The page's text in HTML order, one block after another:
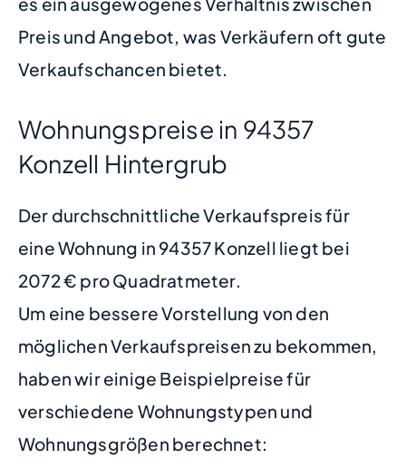
Preis und Angebot, was Verkäufern oft gute
Verkaufschancen bietet.
Wohnungspreise in 94357
Konzell Hintergrub
Der durchschnittliche Verkaufspreis für
eine Wohnung in 94357 Konzell liegt bei
2072 € pro Quadratmeter.
Um eine bessere Vorstellung von den
möglichen Verkaufspreisen zu bekommen,
haben wir einige Beispielpreise für
verschiedene Wohnungstypen und
Wohnungsgrößen berechnet: